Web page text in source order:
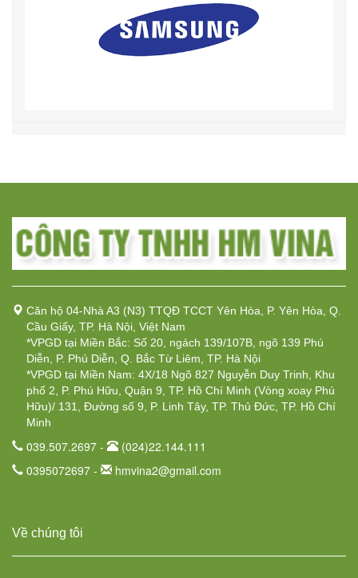
Căn hộ 04-Nhà A3 (N3) TTQĐ TCCT Yên Hòa, P. Yên Hòa, Q.
Cầu Giấy, TP. Hà Nội, Việt Nam
*VPGD tại Miền Bắc: Số 20, ngách 139/107B, ngõ 139 Phú
Diễn, P. Phú Diễn, Q. Bắc Từ Liêm, TP. Hà Nội
*VPGD tại Miền Nam: 4X/18 Ngõ 827 Nguyễn Duy Trinh, Khu
phố 2, P. Phú Hữu, Quận 9, TP. Hồ Chí Minh (Vòng xoay Phú
Hữu)/ 131, Đường số 9, P. Linh Tây, TP. Thủ Đức, TP. Hồ Chí
Minh
039.507.2697 -
(024)22.144.111
0395072697 -
hmvina2@gmail.com
Về chúng tôi